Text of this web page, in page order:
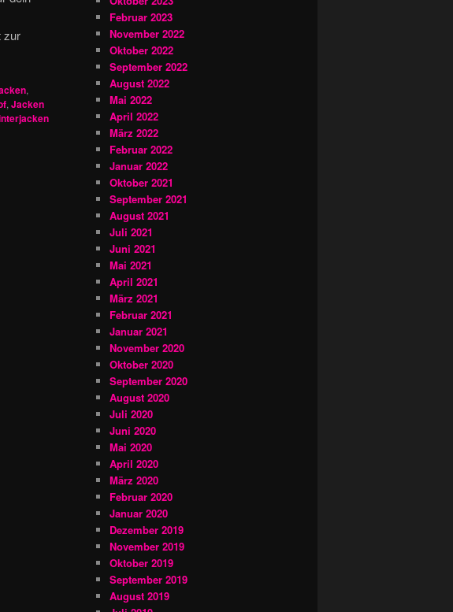
zur
,
, Jacken
Februar 2023
November 2022
Oktober 2022
September 2022
August 2022
Mai 2022
April 2022
März 2022
Februar 2022
Januar 2022
Oktober 2021
September 2021
August 2021
Juli 2021
Juni 2021
Mai 2021
April 2021
März 2021
Februar 2021
Januar 2021
November 2020
Oktober 2020
September 2020
August 2020
Juli 2020
Juni 2020
Mai 2020
April 2020
März 2020
Februar 2020
Januar 2020
Dezember 2019
November 2019
Oktober 2019
September 2019
August 2019